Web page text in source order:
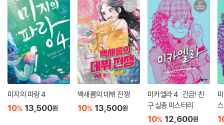
미지의 파랑 4
10% 13,500원
백새롬의 데뷔 전쟁
10% 13,500원
미카엘라 4 : 긴급! 친
구 실종 미스터리
10% 12,600원